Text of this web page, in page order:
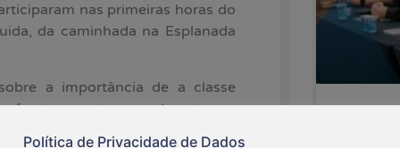
nas primeiras horas do
da caminhada na Esplanada
a importância de a classe
os ataques da extrema
CEE
Política de Privacidade de Dados